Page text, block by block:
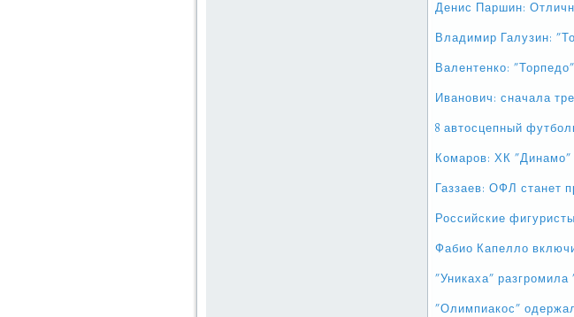
Денис Паршин:
Владимир Галузин:
Валентенко:
Иванович: сначала
8 автосцепный
Комаров: ХК
Газзаев: ОФЛ станет
Российские
Фабио Капелло
"Уникаха" разгромила
"Олимпиакос"